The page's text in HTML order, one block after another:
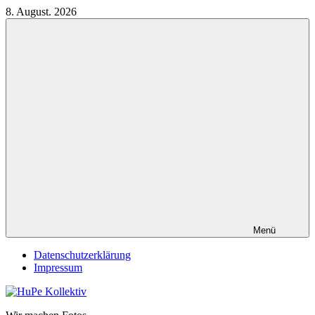
Zum
Inhalt
8. August. 2026
Menü
Datenschutzerklärung
Impressum